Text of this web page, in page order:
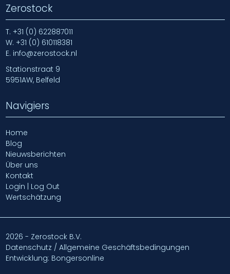
Zerostock
T. +31 (0) 622887011
W. +31 (0) 610118381
E. info@zerostock.nl
Stationstraat 9
5951AW, Belfeld
Navigiers
Home
Blog
Nieuwsberichten
Über uns
Kontakt
Login | Log Out
Wertschätzung
2026 - Zerostock B.V.
Datenschutz / Allgemeine Geschäftsbedingungen
Entwicklung: Bongersonline